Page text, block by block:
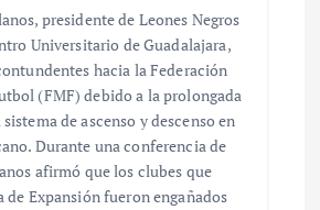
presidente de Leones Negros
Universitario de Guadalajara,
hacia la Federación
(FMF) debido a la prolongada
de ascenso y descenso en
Durante una conferencia de
afirmó que los clubes que
de Expansión fueron engañados